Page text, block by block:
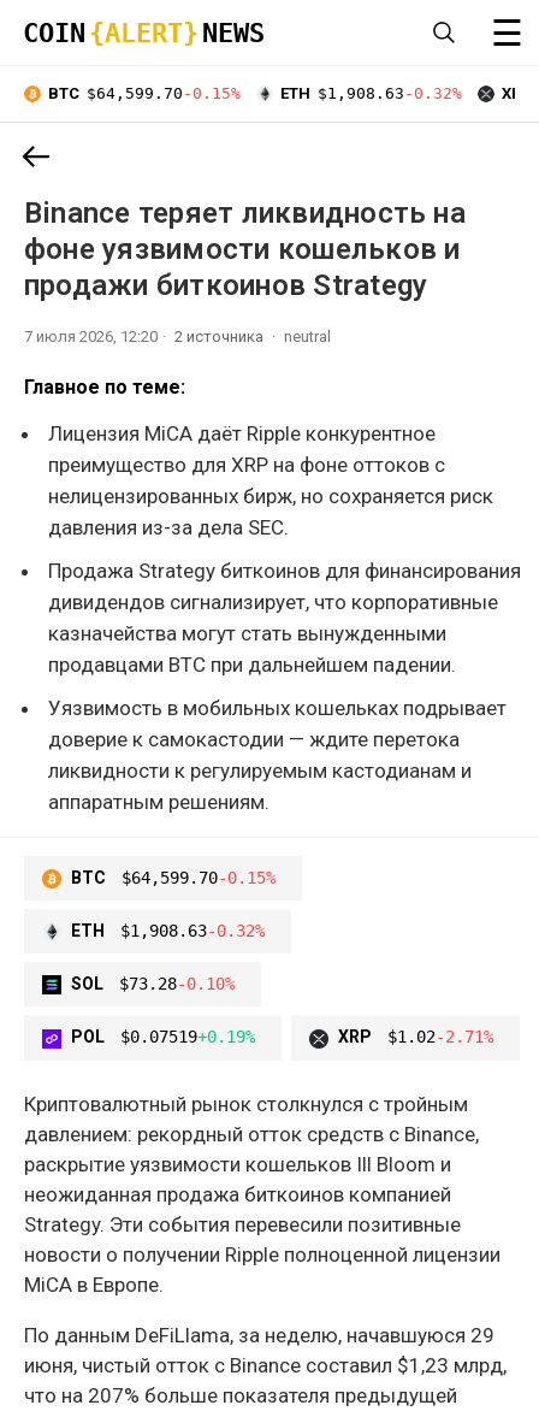
COIN {ALERT} NEWS ☰
BTC $64,599.70 -0.15% ETH $1,908.63 -0.32% XRP
Binance теряет ликвидность на
фоне уязвимости кошельков и
продажи биткоинов Strategy
7 июля 2026, 12:20 2 источника neutral
Главное по теме:
Лицензия MiCA даёт Ripple конкурентное
преимущество для XRP на фоне оттоков с
нелицензированных бирж, но сохраняется риск
давления из-за дела SEC.
Продажа Strategy биткоинов для финансирования
дивидендов сигнализирует, что корпоративные
казначейства могут стать вынужденными
продавцами BTC при дальнейшем падении.
Уязвимость в мобильных кошельках подрывает
доверие к самокастодии — ждите перетока
ликвидности к регулируемым кастодианам и
аппаратным решениям.
BTC $64,599.70-0.15%
ETH $1,908.63-0.32%
SOL $73.28-0.10%
POL $0.07519+0.19% XRP $1.02-2.71%
Криптовалютный рынок столкнулся с тройным
давлением: рекордный отток средств с Binance,
раскрытие уязвимости кошельков Ill Bloom и
неожиданная продажа биткоинов компанией
Strategy. Эти события перевесили позитивные
новости о получении Ripple полноценной лицензии
MiCA в Европе.
По данным DeFiLlama, за неделю, начавшуюся 29
июня, чистый отток с Binance составил $1,23 млрд,
что на 207% больше показателя предыдущей